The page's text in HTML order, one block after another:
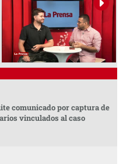
comunicado por captura de
vinculados al caso